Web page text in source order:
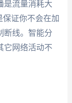
是流量消耗大
保证你不会在加
断线。智能分
它网络活动不